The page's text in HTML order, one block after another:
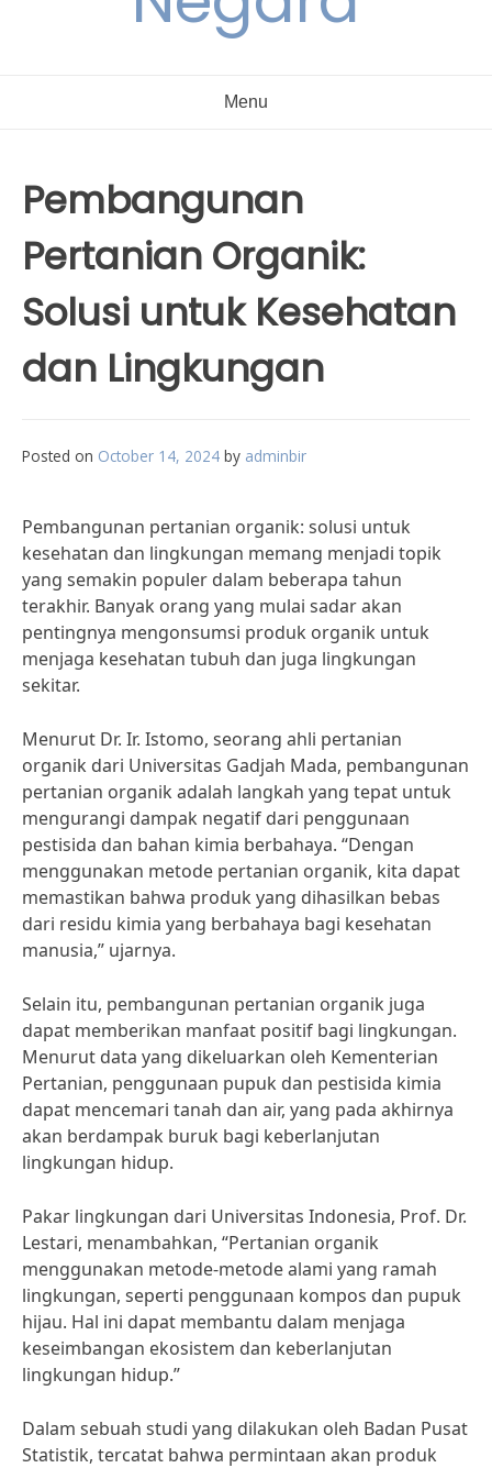
Menu
Pembangunan
Pertanian Organik:
Solusi untuk Kesehatan
dan Lingkungan
Posted on October 14, 2024 by adminbir
Pembangunan pertanian organik: solusi untuk
kesehatan dan lingkungan memang menjadi topik
yang semakin populer dalam beberapa tahun
terakhir. Banyak orang yang mulai sadar akan
pentingnya mengonsumsi produk organik untuk
menjaga kesehatan tubuh dan juga lingkungan
sekitar.
Menurut Dr. Ir. Istomo, seorang ahli pertanian
organik dari Universitas Gadjah Mada, pembangunan
pertanian organik adalah langkah yang tepat untuk
mengurangi dampak negatif dari penggunaan
pestisida dan bahan kimia berbahaya. “Dengan
menggunakan metode pertanian organik, kita dapat
memastikan bahwa produk yang dihasilkan bebas
dari residu kimia yang berbahaya bagi kesehatan
manusia,” ujarnya.
Selain itu, pembangunan pertanian organik juga
dapat memberikan manfaat positif bagi lingkungan.
Menurut data yang dikeluarkan oleh Kementerian
Pertanian, penggunaan pupuk dan pestisida kimia
dapat mencemari tanah dan air, yang pada akhirnya
akan berdampak buruk bagi keberlanjutan
lingkungan hidup.
Pakar lingkungan dari Universitas Indonesia, Prof. Dr.
Lestari, menambahkan, “Pertanian organik
menggunakan metode-metode alami yang ramah
lingkungan, seperti penggunaan kompos dan pupuk
hijau. Hal ini dapat membantu dalam menjaga
keseimbangan ekosistem dan keberlanjutan
lingkungan hidup.”
Dalam sebuah studi yang dilakukan oleh Badan Pusat
Statistik, tercatat bahwa permintaan akan produk